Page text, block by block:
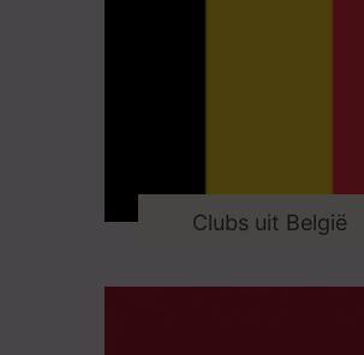
Clubs uit België